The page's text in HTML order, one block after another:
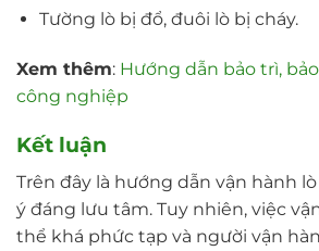
Tường lò bị đổ, đuôi lò bị cháy.
Xem thêm: Hướng dẫn bảo trì,
công nghiệp
Kết luận
Trên đây là hướng dẫn vận hành
ý đáng lưu tâm. Tuy nhiên, việc
thể khá phức tạp và người vận